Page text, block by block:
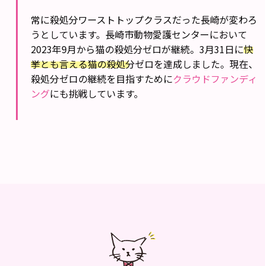
常に殺処分ワーストトップクラスだった長崎が変わろ
うとしています。長崎市動物愛護センターにおいて
2023年9月から猫の殺処分ゼロが継続。3月31日に快
挙とも言える猫の殺処分ゼロを達成しました。現在、
殺処分ゼロの継続を目指すためにクラウドファンディ
ングにも挑戦しています。